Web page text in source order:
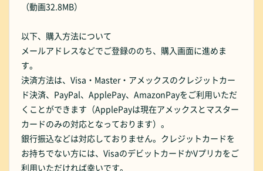
（動画32.8MB）
以下、購入方法について
メールアドレスなどでご登録ののち、購入画面に進めま
す。
決済方法は、Visa・Master・アメックスのクレジットカー
ド決済、PayPal、ApplePay、AmazonPayをご利用いただ
くことができます（ApplePayは現在アメックスとマスター
カードのみの対応となっております）。
銀行振込などは対応しておりません。クレジットカードを
お持ちでない方には、VisaのデビットカードかVプリカをご
利用いただければ幸いです。